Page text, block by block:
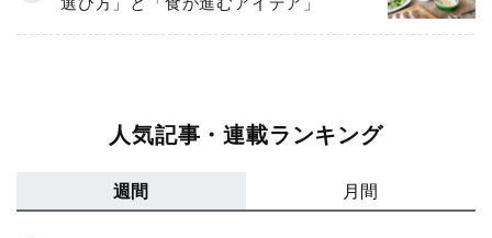
人気記事・連載ランキング
週間 月間